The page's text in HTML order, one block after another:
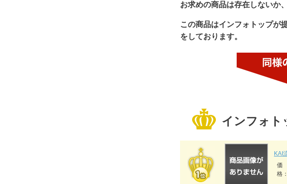
お求めの商品は存在しないか
この商品はインフォトップが
をしております。
インフォト
KAI
価
格：